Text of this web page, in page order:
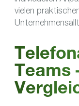
vielen
Teams